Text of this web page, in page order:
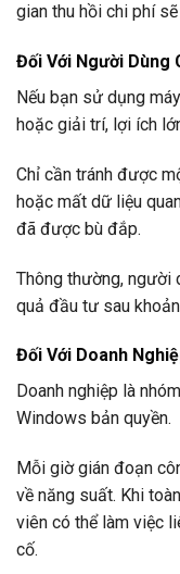
gian thu hồi chi phí
Đối Với Người Dùng
Nếu bạn sử dụng
hoặc giải trí, lợi ích
Chỉ cần tránh được
hoặc mất dữ liệu
đã được bù đắp.
Thông thường, người
quả đầu tư sau
Đối Với Doanh
Doanh nghiệp là
Windows bản quyền.
Mỗi giờ gián đoạn
về năng suất. Khi
viên có thể làm việc
cố.